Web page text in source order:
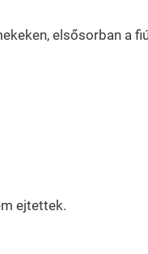
elsősorban a
ejtettek.